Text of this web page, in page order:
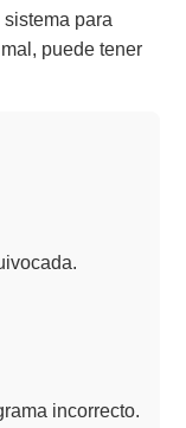
para
puede tener
incorrecto.